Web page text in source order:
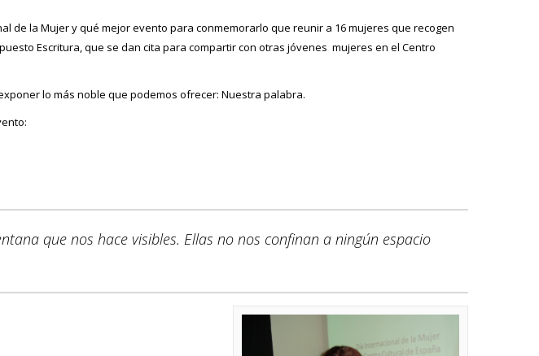
de la Mujer y qué mejor evento para conmemorarlo que reunir a 16 mujeres que recogen
Escritura, que se dan cita para compartir con otras jóvenes mujeres en el Centro
lo más noble que podemos ofrecer: Nuestra palabra.
que nos hace visibles. Ellas no nos confinan a ningún espacio